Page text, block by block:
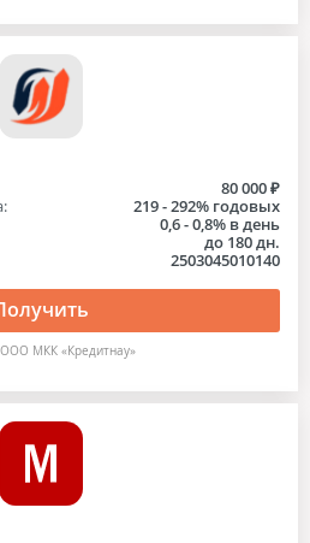
80 000 ₽
219 - 292% годовых
0,6 - 0,8% в день
до 180 дн.
2503045010140
МКК «Кредитнау»